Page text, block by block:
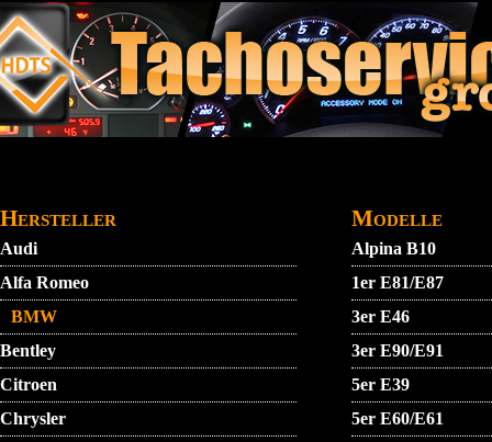
Direkt zum Inhalt
Hersteller
Audi
Alfa Romeo
BMW
Bentley
Citroen
Chrysler
Modelle
Alpina B10
1er E81/E87
3er E46
3er E90/E91
5er E39
5er E60/E61